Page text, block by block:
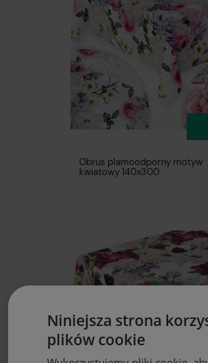
Obrus plamoodporny motyw
kwiatowy 140x300
Niniejsza strona
plików cookie